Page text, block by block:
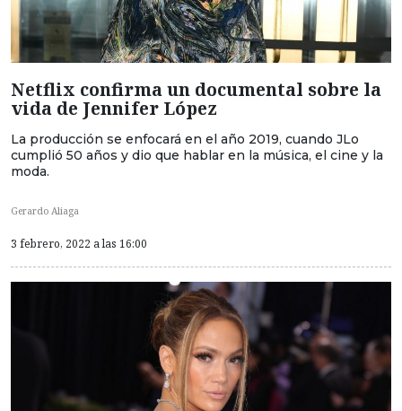
Netflix confirma un documental sobre la
vida de Jennifer López
La producción se enfocará en el año 2019, cuando JLo
cumplió 50 años y dio que hablar en la música, el cine y la
moda.
Gerardo Aliaga
3 febrero, 2022 a las 16:00